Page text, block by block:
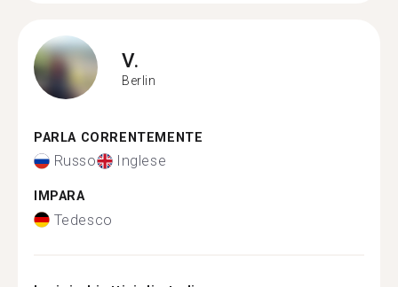
V.
Berlin
PARLA CORRENTEMENTE
Russo Inglese
IMPARA
Tedesco